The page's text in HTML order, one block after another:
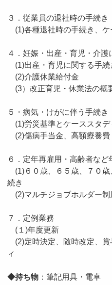
３．従業員の退社時の手続き
(1)各種退社時の手続き、ケ
４．妊娠・出産・育児・介護
(1)出産・育児に関する手続
(2)介護休業給付金
(3）改正育児・休業法の概
５・病気・けがに伴う手続き
(1)労災基準とケーススタデ
(2)傷病手当金、高額療養費
６．定年再雇用・高齢者など
(1)６０歳、６５歳、７０歳
続き
(2)マルチジョブホルダー制
７．定例業務
(１)年度更新
(2)定時決定、随時改定、賞
ィ
◆持ち物 ：筆記用具・電卓